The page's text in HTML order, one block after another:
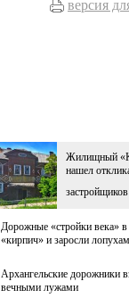
версия
Жилищный
нашел
застройщиков
Дорожные «стройки века» в
«кирпич» и заросли
Архангельские дорожники
вечными лужами